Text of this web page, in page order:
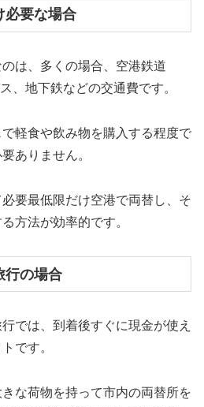
必要な場合
は、多くの場合、空港鉄道
、地下鉄などの交通費です。
軽食や飲み物を購入する程度で
ありません。
要最低限だけ空港で両替し、そ
方法が効率的です。
行の場合
では、到着後すぐに現金が使え
です。
な荷物を持って市内の両替所を